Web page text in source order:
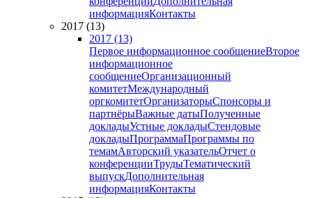
информацияКонтакты
2017 (13)
2017 (13)
Первое информационное сообщениеВторое
информационное
сообщениеОрганизационный
комитетМеждународный
оргкомитетОрганизаторыСпонсоры и
партнёрыВажные датыПолученные
докладыУстные докладыСтендовые
докладыПрограммаПрограммы по
темамАвторский указательОтчет о
конференцииТрудыТематический
выпускДополнительная
информацияКонтакты